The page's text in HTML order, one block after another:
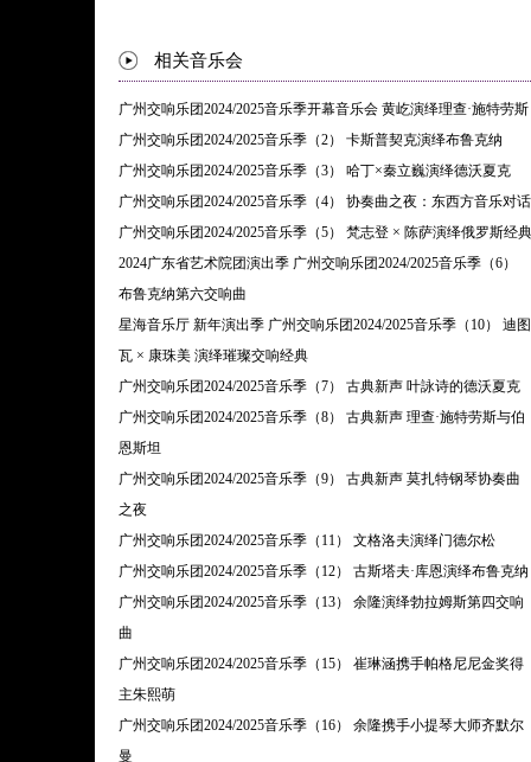
相关音乐会
广州交响乐团2024/2025音乐季开幕音乐会 黄屹演绎理查·施特劳斯
广州交响乐团2024/2025音乐季（2） 卡斯普契克演绎布鲁克纳
广州交响乐团2024/2025音乐季（3） 哈丁×秦立巍演绎德沃夏克
广州交响乐团2024/2025音乐季（4） 协奏曲之夜：东西方音乐对话
广州交响乐团2024/2025音乐季（5） 梵志登 × 陈萨演绎俄罗斯经典
2024广东省艺术院团演出季 广州交响乐团2024/2025音乐季（6）
布鲁克纳第六交响曲
星海音乐厅 新年演出季 广州交响乐团2024/2025音乐季（10） 迪图
瓦 × 康珠美 演绎璀璨交响经典
广州交响乐团2024/2025音乐季（7） 古典新声 叶詠诗的德沃夏克
广州交响乐团2024/2025音乐季（8） 古典新声 理查·施特劳斯与伯
恩斯坦
广州交响乐团2024/2025音乐季（9） 古典新声 莫扎特钢琴协奏曲
之夜
广州交响乐团2024/2025音乐季（11） 文格洛夫演绎门德尔松
广州交响乐团2024/2025音乐季（12） 古斯塔夫·库恩演绎布鲁克纳
广州交响乐团2024/2025音乐季（13） 余隆演绎勃拉姆斯第四交响
曲
广州交响乐团2024/2025音乐季（15） 崔琳涵携手帕格尼尼金奖得
主朱熙萌
广州交响乐团2024/2025音乐季（16） 余隆携手小提琴大师齐默尔
曼